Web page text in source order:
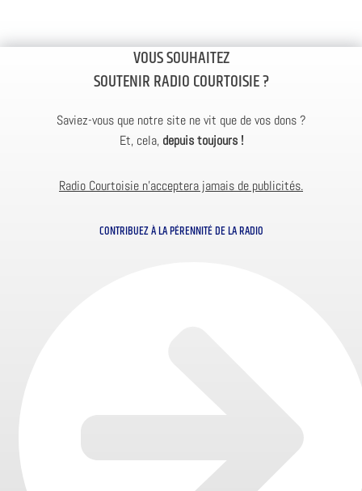
VOUS SOUHAITEZ
SOUTENIR RADIO COURTOISIE ?
Saviez-vous que notre site ne vit que de vos dons ?
Et, cela, depuis toujours !
Radio Courtoisie n’acceptera jamais de publicités.
CONTRIBUEZ À LA PÉRENNITÉ DE LA RADIO